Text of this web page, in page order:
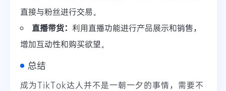
直接与粉丝进行交易。
直播带货： 利用直播功能进行产品展示和销售，
增加互动性和购买欲望。
总结
成为TikTok达人并不是一朝一夕的事情，需要不